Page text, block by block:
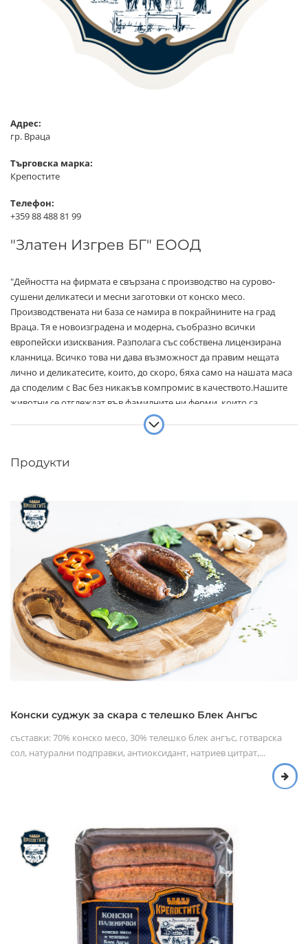
Адрес:
гр. Враца
Търговска марка:
Крепостите
Телефон:
+359 88 488 81 99
"Златен Изгрев БГ" ЕООД
"Дейността на фирмата е свързана с производство на сурово-
сушени деликатеси и месни заготовки от конско месо.
Производствената ни база се намира в покрайнините на град
Враца. Тя е новоизградена и модерна, съобразно всички
европейски изисквания. Разполага със собствена лицензирана
кланница. Всичко това ни дава възможност да правим нещата
лично и деликатесите, които, до скоро, бяха само на нашата маса
да споделим с Вас без никакъв компромис в качеството.Нашите
животни се отглеждат във фамилните ни ферми, които са
биосертифицирани. Живописният врачански балкан с надморска
височина от 1200 до 1400 метра създава най-добрите условия за
изобилстват от над 300 различни видове билки, чист и свеж
ни, има огромен ефект върху качественото съдържание на
протеини в месото.
Фермите ни разполагат с 2100 декара биосертифицирани пасища,
за които се грижим усърдно и се стараем да повишаваме тяхната
продуктивност с всяка изминала година, така конете ни се хранят
по естествен начин с природна храна, без употребата на
антибиотици и хормони. "
Продукти
Конски суджук за скара с телешко Блек Ангъс
съставки: 70% конско месо, 30% телешко блек ангъс, готварска
сол, натурални подправки, антиоксидант, натриев цитрат,...